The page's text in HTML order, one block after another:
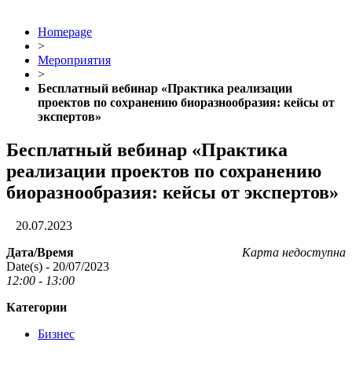
Homepage
>
Мероприятия
>
Бесплатный вебинар «Практика реализации
проектов по сохранению биоразнообразия: кейсы от
экспертов»
Бесплатный вебинар «Практика
реализации проектов по сохранению
биоразнообразия: кейсы от экспертов»
20.07.2023
Карта недоступна
Дата/Время
Date(s) - 20/07/2023
12:00 - 13:00
Категории
Бизнес